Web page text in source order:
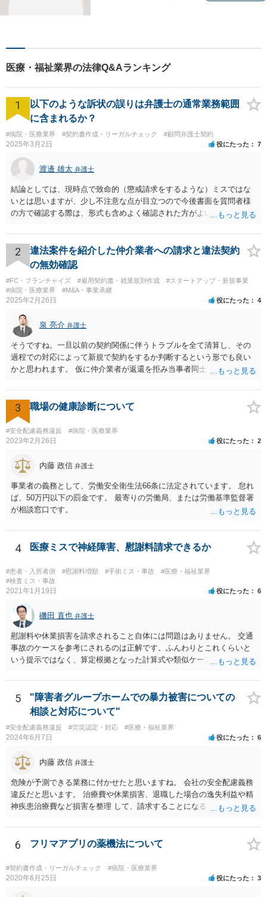
問題に対応可能です。お気軽
にご相談ください。
医療・福祉業界の法律Q&Aランキング
1
以下のような訴状の誤りは弁護士の通常業務範囲
に含まれるか？
#病院・医療業界 #契約書作成・リーガルチェック #顧問弁護士契約
2025年3月2日 役にたった 7
渡邊 雄太 弁護士
結論としては、現時点で致命的（懲戒請求をするような）ミスではな
いとは思いますが、少し不注意な点が目立つので今後書面を質問者様
の方で確認する際は、形式も含めよく確認された方がよいと思われま
正 →のぞましくはないですが、時たまあるものと存じます。 通常は、
弁護士が起案 Ⅰ依頼者に内容の確認 Ⅱ弁護士が誤字脱字等を確認 Ⅲ
念のため事務員が確認 Ⅳ提出 の流れになりますので、どこかの段階で
気が付くことが多いです。仮処分等緊急性が高い案件では提出時に裁
判所窓口で修正して受理してもらうということはありますので、その
場合は責められない部分もあるかと思います。 ②証拠である薬品名を
うね。よくわからないならば弁護士としては依頼者にこちらの薬品で
よいですかと聞くべきではあると思います。他のミスに比してこれは
内容に関するミスなので、今後はよく確認いただいた方がよいと思い
ます。 ③証拠のナンバーが入らないまま甲号証のハンコが押されたま
まになっている →形式ミスですね。不注意ですが、訴訟の勝敗に直結
ショットの証拠が縦長や横長に印刷され、文字が間延びしている(読め
ないことはない) →こちらも③と同様であると思います。 以上のとお
り、①～④も訴訟の勝敗に直結するものではないと思われますので、
致命的なミスではないと思います。 もっとも、形式面も仕事の完成物
として当然確認すべきでありますので、今後は気を付けるように弁護
2
違法案件を紹介した仲介業者への請求と違法契約
の無効確認
#FC・フランチャイズ #雇用契約書・就業規則作成
#スタートアップ・新規事業
#病院・医療業界
#M&A・事業承継
2025年2月26日 役にたった 4
泉 亮介 弁護士
そうですね。一旦以前の契約関係に伴うトラブルを全て清算し、その
過程での対応によって新規で契約をするか判断するという形でも良い
かと思われます。 仮に仲介業者が返還を拒み当事者同士での解決が困
3 職場の健康診断について
#安全配慮義務違反 #病院・医療業界
2023年2月26日 役にたった 2
内藤 政信 弁護士
事業者の義務として、労働安全衛生法66条に法定されています。 怠れ
ば、50万円以下の罰金です。 最寄りの労働局、または労働基準監督署
が相談窓口です。
4 医療ミスで神経障害、慰謝料請求できるか
#患者・入所者側 #慰謝料増額 #手術ミス・事故
#医療・福祉業界
#検査ミス・事故
2021年1月19日 役にたった 6
磯田 直也 弁護士
慰謝料や休業損害を請求されること自体には問題はありません。 交通
事故のケースを参考にされるのは正解です。ふんわりとこれくらいと
いう提示ではなく、算定根拠となった計算式や類似ケースでの裁判所
面、針刺し事故については医療者側の故意や過失がないと思われるケ
ースが多く、早期解決のためにある程度の減額等があることはやむを
得ないかとも思います。 病院側の提示があまりにも低額であった場合
などには、弁護士へのご依頼も検討されるべきかと思います。 弁護士
への依頼が必要になる際に備えて、また現時点でのアドバイス等をも
らうために、一度法律事務所にご相談されておいても良いかも知れま
せん。
5
"障害者グループホームでの暴力被害についての
相談と対応について"
#安全配慮義務違反 #労災認定・対応 #医療・福祉業界
2024年6月7日 役にたった 6
内藤 政信 弁護士
危険が予測できる業務に付かせたと思いますね。 会社の安全配慮義務
違反だと思います。 治療費や休業損害、退職した場合の逸失利益や精
神疾患治療費など損害を整理 して、請求することになるでしょう。 傷
6 フリマアプリの薬機法について
#契約書作成・リーガルチェック #病院・医療業界
2020年6月25日 役にたった 3